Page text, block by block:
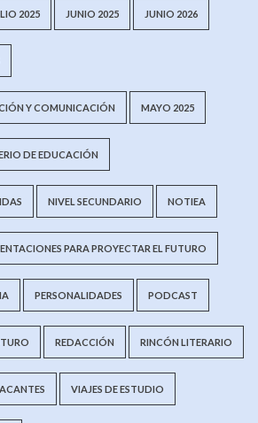
2025 JUNIO 2025 JUNIO 2026
Y COMUNICACIÓN MAYO 2025
DE EDUCACIÓN
NIVEL SECUNDARIO NOTIEA
PARA PROYECTAR EL FUTURO
PERSONALIDADES PODCAST
REDACCIÓN RINCÓN LITERARIO
VIAJES DE ESTUDIO